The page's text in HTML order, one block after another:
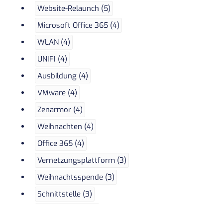
Website-Relaunch (5)
Microsoft Office 365 (4)
WLAN (4)
UNIFI (4)
Ausbildung (4)
VMware (4)
Zenarmor (4)
Weihnachten (4)
Office 365 (4)
Vernetzungsplattform (3)
Weihnachtsspende (3)
Schnittstelle (3)